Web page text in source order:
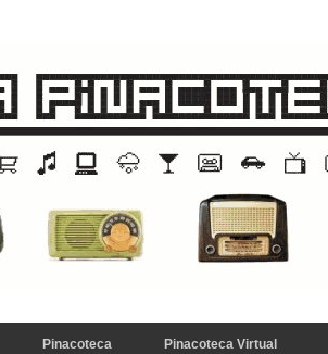
Pinacoteca Pinacoteca Virtual